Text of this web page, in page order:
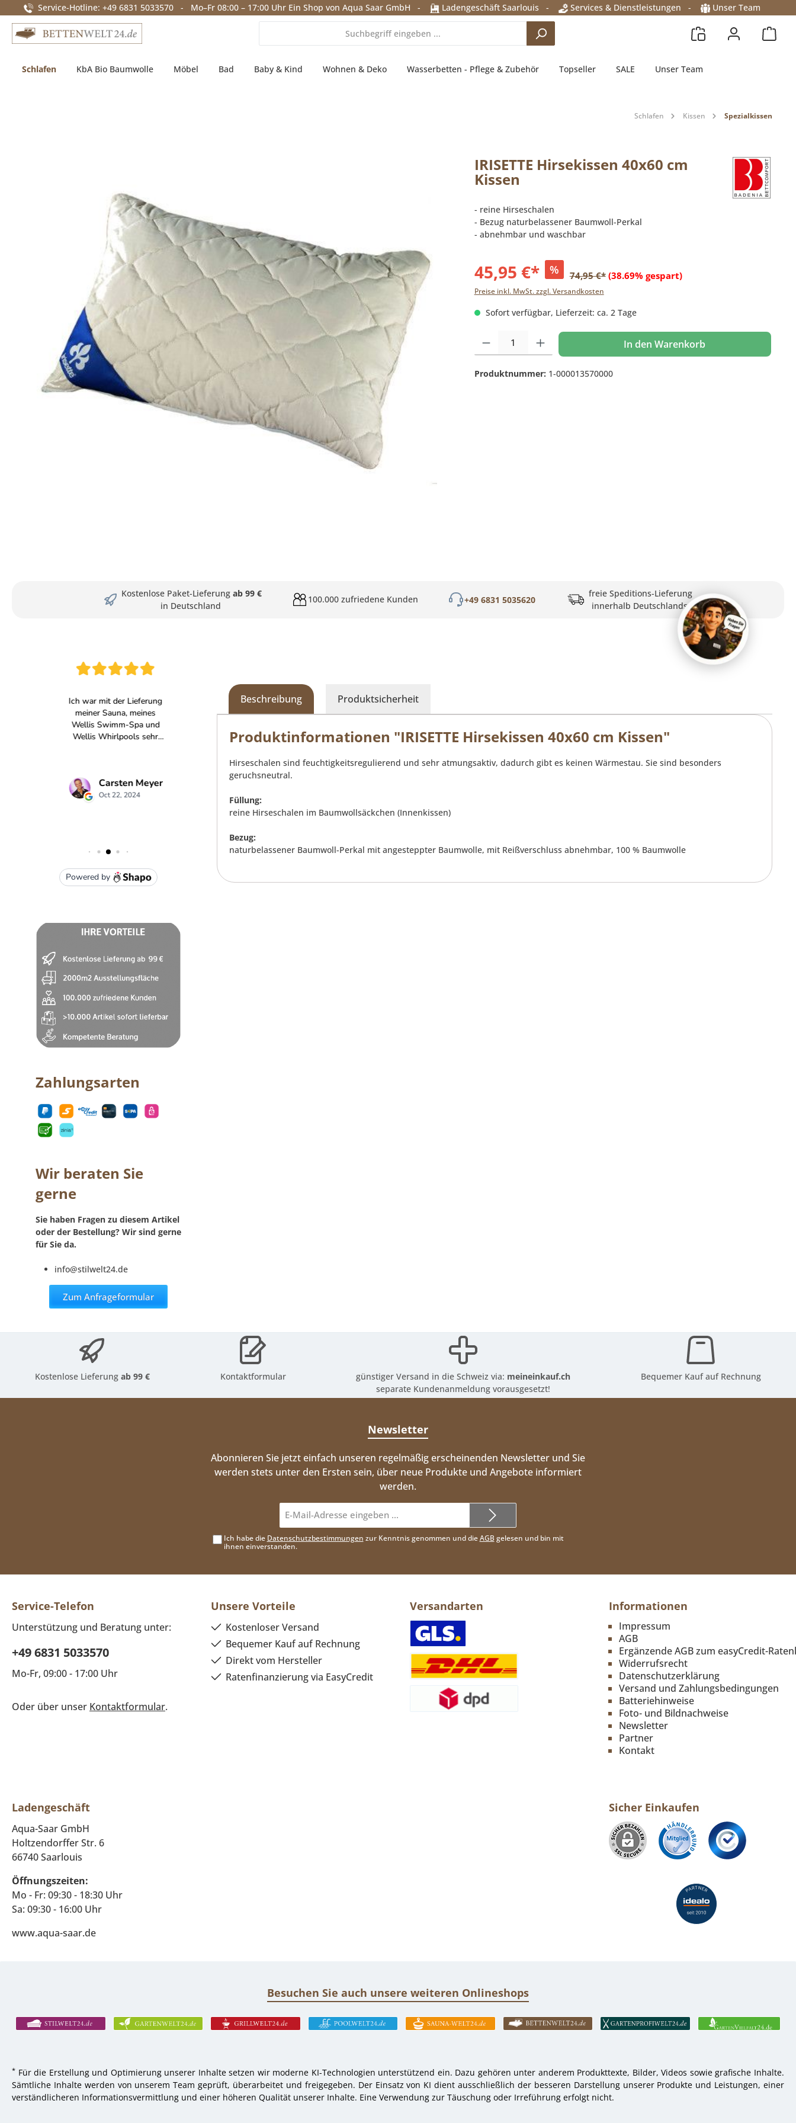
Zur Hauptnavigation springen
Service-Hotline: +49 6831 5033570 - Mo–Fr 08:00 – 17:00 Uhr Ein Shop von Aqua Saar GmbH - Ladengeschäft Saarlouis - Services & Dienstleistungen - Unser Team
Schlafen KbA Bio Baumwolle Möbel Bad Baby & Kind Wohnen & Deko Wasserbetten - Pflege & Zubehör Topseller SALE Unser Team
Schlafen Kissen Spezialkissen
IRISETTE Hirsekissen 40x60 cm
Kissen
- reine Hirseschalen
- Bezug naturbelassener Baumwoll-Perkal
- abnehmbar und waschbar
45,95 €* % 74,95 €* (38.69% gespart)
Preise inkl. MwSt. zzgl. Versandkosten
Sofort verfügbar, Lieferzeit: ca. 2 Tage
Produkt Anzahl: Gib den gewünschten Wert ein oder benutze die Schaltflächen um die
In den Warenkorb
Produktnummer: 1-000013570000
Kostenlose Paket-Lieferung ab 99 €
in Deutschland
100.000 zufriedene Kunden +49 6831 5035620
freie Speditions-Lieferung
innerhalb Deutschlands
Zahlungsarten
Wir beraten Sie
gerne
Sie haben Fragen zu diesem Artikel
oder der Bestellung? Wir sind gerne
für Sie da.
info@stilwelt24.de
Zum Anfrageformular
Beschreibung Produktsicherheit
Produktinformationen "IRISETTE Hirsekissen 40x60 cm Kissen"
Hirseschalen sind feuchtigkeitsregulierend und sehr atmungsaktiv, dadurch gibt es keinen Wärmestau. Sie sind besonders
geruchsneutral.
Füllung:
reine Hirseschalen im Baumwollsäckchen (Innenkissen)
Bezug:
naturbelassener Baumwoll-Perkal mit angesteppter Baumwolle, mit Reißverschluss abnehmbar, 100 % Baumwolle
Kostenlose Lieferungab 99 € Kontaktformular günstiger Versand in die Schweiz via: meineinkauf.ch
separate Kundenanmeldung vorausgesetzt!
Bequemer Kauf auf Rechnung
Newsletter
Abonnieren Sie jetzt einfach unseren regelmäßig erscheinenden Newsletter und Sie
werden stets unter den Ersten sein, über neue Produkte und Angebote informiert
werden.
Mail-
Adresse*
Ich habe die Datenschutzbestimmungen zur Kenntnis genommen und dieAGBgelesen und bin mit
ihnen einverstanden.
Service-Telefon
Unterstützung und Beratung unter:
+49 6831 5033570
Mo-Fr, 09:00 - 17:00 Uhr
Oder über unser Kontaktformular.
Unsere Vorteile
Kostenloser Versand
Bequemer Kauf auf Rechnung
Direkt vom Hersteller
Ratenfinanzierung via EasyCredit
Versandarten Informationen
Impressum
AGB
Ergänzende AGB zum easyCredit-
Widerrufsrecht
Datenschutzerklärung
Versand und Zahlungsbedingungen
Batteriehinweise
Foto- und Bildnachweise
Newsletter
Partner
Kontakt
Ladengeschäft
Aqua-Saar GmbH
Holtzendorffer Str. 6
66740 Saarlouis
Öffnungszeiten:
Mo - Fr: 09:30 - 18:30 Uhr
Sa: 09:30 - 16:00 Uhr
www.aqua-saar.de
Sicher Einkaufen
Besuchen Sie auch unsere weiteren Onlineshops
* Für die Erstellung und Optimierung unserer Inhalte setzen wir moderne KI-Technologien unterstützend ein. Dazu gehören unter anderem Produkttexte, Bilder, Videos sowie grafische Inhalte.
Sämtliche Inhalte werden von unserem Team geprüft, überarbeitet und freigegeben. Der Einsatz von KI dient ausschließlich der besseren Darstellung unserer Produkte und Leistungen, einer
verständlicheren Informationsvermittlung und einer höheren Qualität unserer Inhalte. Eine Verwendung zur Täuschung oder Irreführung erfolgt nicht.